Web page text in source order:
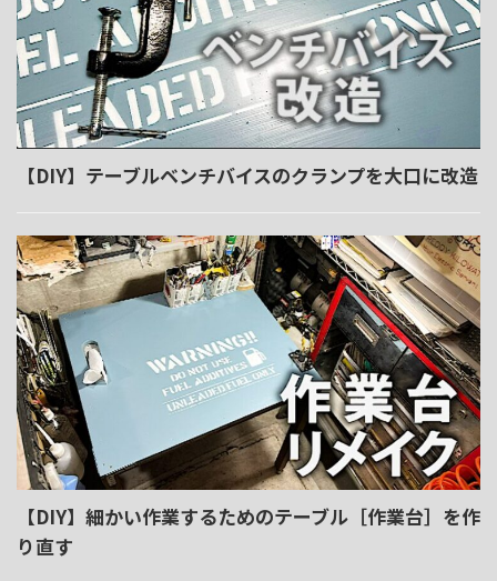
【DIY】テーブルベンチバイスのクランプを大口に改造
【DIY】細かい作業するためのテーブル［作業台］を作
り直す